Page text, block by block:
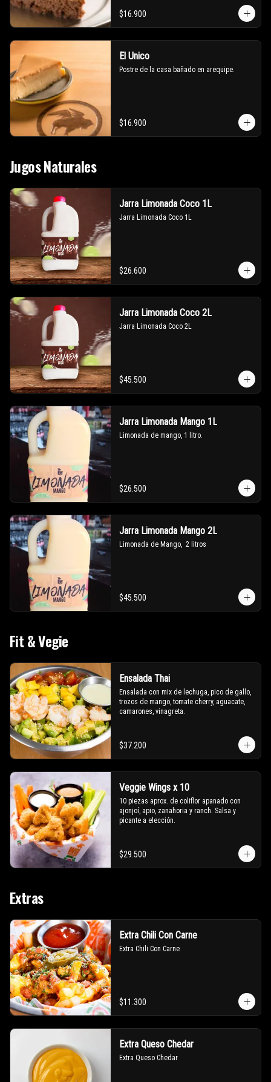
$16.900
El Unico
Postre de la casa bañado en arequipe.
$16.900
Jugos Naturales
Jarra Limonada Coco 1L
Jarra Limonada Coco 1L
$26.600
Jarra Limonada Coco 2L
Jarra Limonada Coco 2L
$45.500
Jarra Limonada Mango 1L
Limonada de mango, 1 litro.
$26.500
Jarra Limonada Mango 2L
Limonada de Mango,  2 litros
$45.500
Fit & Vegie
Ensalada Thai
Ensalada con mix de lechuga, pico de gallo,
trozos de mango, tomate cherry, aguacate,
camarones, vinagreta.
$37.200
Veggie Wings x 10
10 piezas aprox. de coliflor apanado con
ajonjoí, apio, zanahoria y ranch. Salsa y
picante a elección.
$29.500
Extras
Extra Chili Con Carne
Extra Chili Con Carne
$11.300
Extra Queso Chedar
Extra Queso Chedar